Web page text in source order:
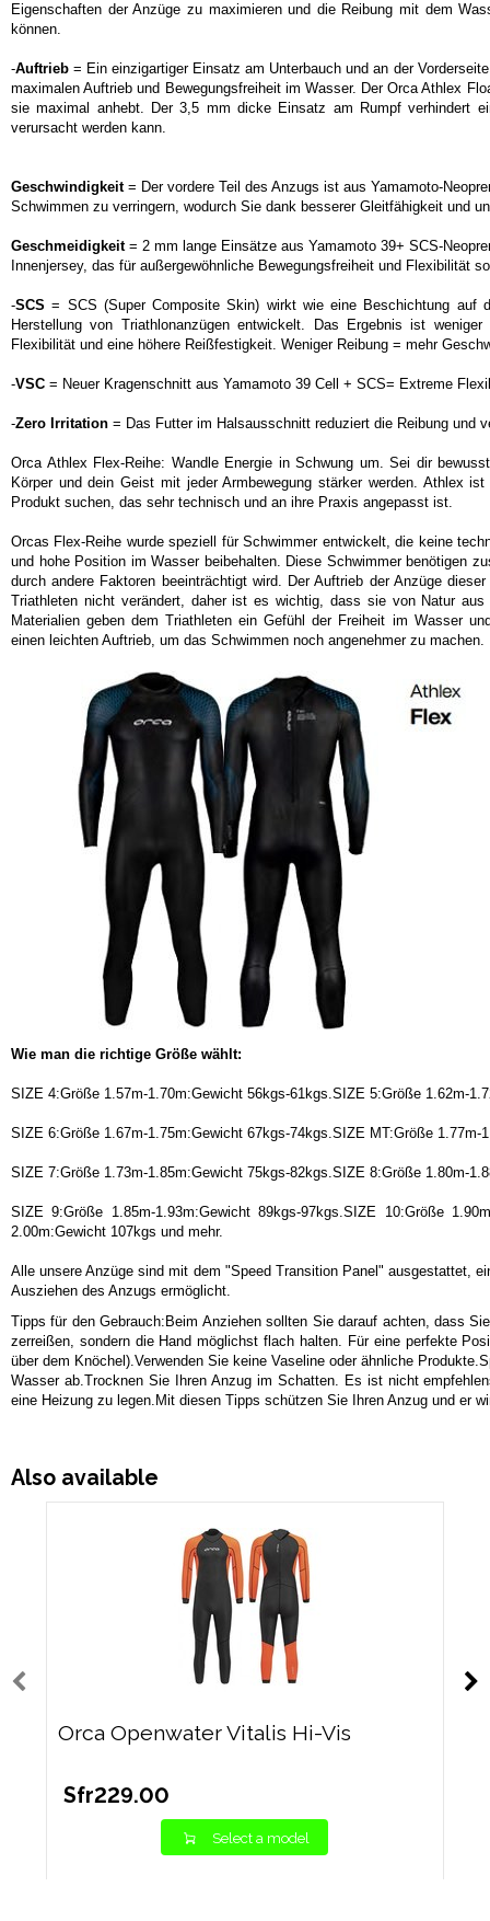
Eigenschaften der Anzüge zu maximieren und die Reibung mit dem
können.
-Auftrieb= Ein einzigartiger Einsatz am Unterbauch und an der
maximalen Auftrieb und Bewegungsfreiheit im Wasser. Der Orca Athlex
sie maximal anhebt. Der 3,5 mm dicke Einsatz am Rumpf verhindert
verursacht werden kann.
Geschwindigkeit = Der vordere Teil des Anzugs ist aus Yamamoto-
Schwimmen zu verringern, wodurch Sie dank besserer Gleitfähigkeit und
Geschmeidigkeit = 2 mm lange Einsätze aus Yamamoto 39+ SCS-
Innenjersey, das für außergewöhnliche Bewegungsfreiheit und Flexibilität
-SCS= SCS (Super Composite Skin) wirkt wie eine Beschichtung auf
Herstellung von Triathlonanzügen entwickelt. Das Ergebnis ist
Flexibilität und eine höhere Reißfestigkeit. Weniger Reibung = mehr
-VSC = Neuer Kragenschnitt aus Yamamoto 39 Cell + SCS= Extreme
-Zero Irritation = Das Futter im Halsausschnitt reduziert die Reibung und
Orca Athlex Flex-Reihe: Wandle Energie in Schwung um. Sei dir
Körper und dein Geist mit jeder Armbewegung stärker werden. Athlex
Produkt suchen, das sehr technisch und an ihre Praxis angepasst ist.
Orcas Flex-Reihe wurde speziell für Schwimmer entwickelt, die keine
und hohe Position im Wasser beibehalten. Diese Schwimmer benötigen
durch andere Faktoren beeinträchtigt wird. Der Auftrieb der Anzüge
Triathleten nicht verändert, daher ist es wichtig, dass sie von Natur
Materialien geben dem Triathleten ein Gefühl der Freiheit im Wasser
einen leichten Auftrieb, um das Schwimmen noch angenehmer zu machen.
Wie man die richtige Größe wählt:
SIZE 4:Größe 1.57m-1.70m:Gewicht 56kgs-61kgs.SIZE 5:Größe 1.62m-
SIZE 6:Größe 1.67m-1.75m:Gewicht 67kgs-74kgs.SIZE MT:Größe 1.77m-
SIZE 7:Größe 1.73m-1.85m:Gewicht 75kgs-82kgs.SIZE 8:Größe 1.80m-
SIZE 9:Größe 1.85m-1.93m:Gewicht 89kgs-97kgs.SIZE 10:Größe
2.00m:Gewicht 107kgs und mehr.
Alle unsere Anzüge sind mit dem "Speed Transition Panel" ausgestattet,
Ausziehen des Anzugs ermöglicht.
Tipps für den Gebrauch:Beim Anziehen sollten Sie darauf achten, dass
zerreißen, sondern die Hand möglichst flach halten. Für eine perfekte
über dem Knöchel).Verwenden Sie keine Vaseline oder ähnliche
Wasser ab.Trocknen Sie Ihren Anzug im Schatten. Es ist nicht
eine Heizung zu legen.Mit diesen Tipps schützen Sie Ihren Anzug und er
Also available
Orca Openwater Vitalis Hi-Vis
Sfr229.00
Select a model